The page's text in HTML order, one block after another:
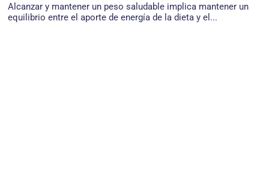
Alcanzar y mantener un peso saludable implica mantener un
equilibrio entre el aporte de energía de la dieta y el...